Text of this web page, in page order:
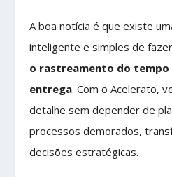
A boa notícia é que existe
inteligente e simples de
o rastreamento do
entrega. Com o Acelerato,
detalhe sem depender de
processos demorados,
decisões estratégicas.